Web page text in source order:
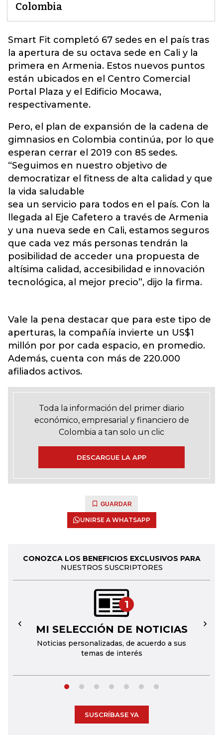
Colombia
Smart Fit completó 67 sedes en el país tras
la apertura de su octava sede en Cali y la
primera en Armenia. Estos nuevos puntos
están ubicados en el Centro Comercial
Portal Plaza y el Edificio Mocawa,
respectivamente.
Pero, el plan de expansión de la cadena de
gimnasios en Colombia continúa, por lo que
esperan cerrar el 2019 con 85 sedes.
“Seguimos en nuestro objetivo de
democratizar el fitness de alta calidad y que
la vida saludable
sea un servicio para todos en el país. Con la
llegada al Eje Cafetero a través de Armenia
y una nueva sede en Cali, estamos seguros
que cada vez más personas tendrán la
posibilidad de acceder una propuesta de
altísima calidad, accesibilidad e innovación
tecnológica, al mejor precio”, dijo la firma.
Vale la pena destacar que para este tipo de
aperturas, la compañía invierte un US$1
millón por por cada espacio, en promedio.
Además, cuenta con más de 220.000
afiliados activos.
Toda la información del primer diario
económico, empresarial y financiero de
Colombia a tan solo un clic
DESCARGUE LA APP
GUARDAR
UNIRSE A WHATSAPP
CONOZCA LOS BENEFICIOS EXCLUSIVOS PARA
NUESTROS SUSCRIPTORES
1
MI SELECCIÓN DE NOTICIAS
Noticias personalizadas, de acuerdo a sus
temas de interés
← →
SUSCRÍBASE YA